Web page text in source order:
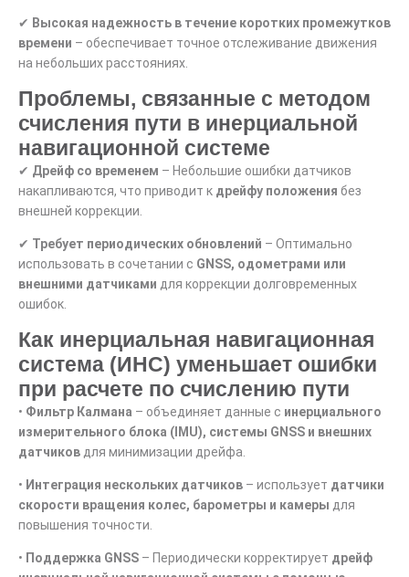
✔ Высокая надежность в течение коротких промежутков
времени – обеспечивает точное отслеживание движения
на небольших расстояниях.
Проблемы, связанные с методом
счисления пути в инерциальной
навигационной системе
✔ Дрейф со временем – Небольшие ошибки датчиков
накапливаются, что приводит к дрейфу положения без
внешней коррекции.
✔ Требует периодических обновлений – Оптимально
использовать в сочетании с GNSS, одометрами или
внешними датчиками для коррекции долговременных
ошибок.
Как инерциальная навигационная
система (ИНС) уменьшает ошибки
при расчете по счислению пути
• Фильтр Калмана – объединяет данные с инерциального
измерительного блока (IMU), системы GNSS и внешних
датчиков для минимизации дрейфа.
• Интеграция нескольких датчиков – использует датчики
скорости вращения колес, барометры и камеры для
повышения точности.
• Поддержка GNSS – Периодически корректирует дрейф